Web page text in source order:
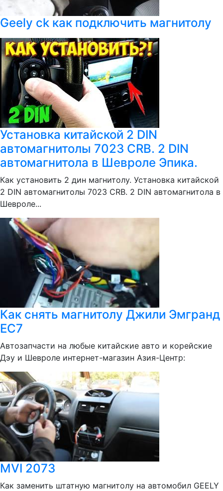
Geely ck как подключить магнитолу
Установка китайской 2 DIN
автомагнитолы 7023 CRB. 2 DIN
автомагнитола в Шевроле Эпика.
Как установить 2 дин магнитолу. Установка китайской
2 DIN автомагнитолы 7023 CRB. 2 DIN автомагнитола в
Шевроле...
Как снять магнитолу Джили Эмгранд
ЕС7
Автозапчасти на любые китайские авто и корейские
Дэу и Шевроле интернет-магазин Азия-Центр:
MVI 2073
Как заменить штатную магнитолу на автомобил GEELY